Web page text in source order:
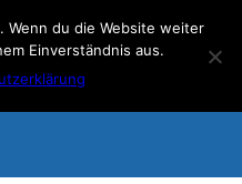
Wenn du die Website weiter
Einverständnis aus.